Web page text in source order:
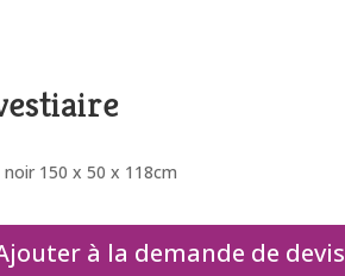
150 x 50 x 118cm
à la demande de devis